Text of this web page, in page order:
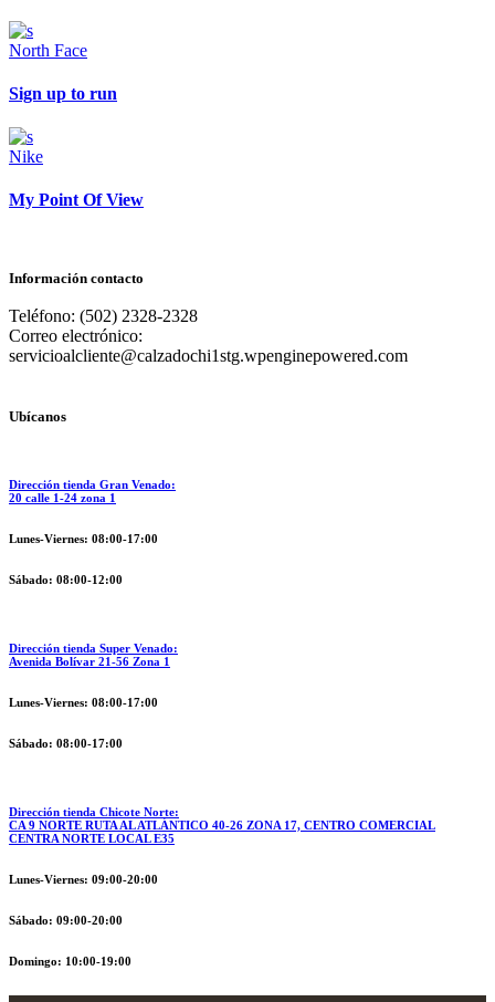
North Face
Sign up to run
Nike
My Point Of View
Información contacto
Teléfono: (502) 2328-2328
Correo electrónico:
servicioalcliente@calzadochi1stg.wpenginepowered.com
Ubícanos
Dirección tienda Gran Venado:
20 calle 1-24 zona 1
Lunes-Viernes: 08:00-17:00
Sábado: 08:00-12:00
Dirección tienda Super Venado:
Avenida Bolívar 21-56 Zona 1
Lunes-Viernes: 08:00-17:00
Sábado: 08:00-17:00
Dirección tienda Chicote Norte:
CA 9 NORTE RUTA AL ATLÁNTICO 40-26 ZONA 17, CENTRO COMERCIAL
CENTRA NORTE LOCAL E35
Lunes-Viernes: 09:00-20:00
Sábado: 09:00-20:00
Domingo: 10:00-19:00